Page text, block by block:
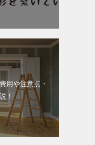
用や注意点・
！